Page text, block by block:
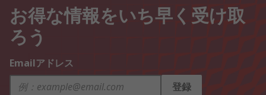
お得な情報をいち早く受け取
ろう
Emailアドレス
登録